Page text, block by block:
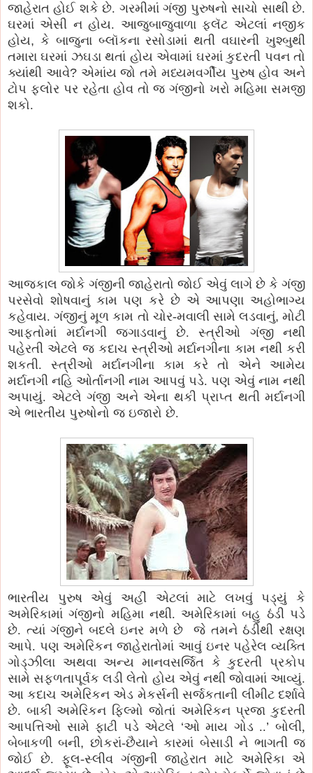
જાહેરાત હોઈ શકે છે. ગરમીમાં ગંજી પુરુષનો સાચો સાથી છે.
ઘરમાં એસી ન હોય. આજુબાજુવાળા ફ્લૅટ એટલાં નજીક
હોય, કે બાજુના બ્લૉકના રસોડામાં થતી વઘારની ખુશ્બુથી
તમારા ઘરમાં ઝઘડા થતાં હોય એવામાં ઘરમાં કુદરતી પવન તો
ક્યાંથી આવે? એમાંય જો તમે મધ્યમવર્ગીય પુરુષ હોવ અને
ટોપ ફ્લોર પર રહેતા હોવ તો જ ગંજીનો ખરો મહિમા સમજી
શકો.
આજકાલ જોકે ગંજીની જાહેરાતો જોઈ એવું લાગે છે કે ગંજી
પરસેવો શોષવાનું કામ પણ કરે છે એ આપણા અહોભાગ્ય
કહેવાય. ગંજીનું મૂળ કામ તો ચોર-મવાલી સામે લડવાનું, મોટી
આફતોમાં મર્દાનગી જગાડવાનું છે. સ્ત્રીઓ ગંજી નથી
પહેરતી એટલે જ કદાચ સ્ત્રીઓ મર્દાનગીના કામ નથી કરી
શકતી. સ્ત્રીઓ મર્દાનગીના કામ કરે તો એને આમેય
મર્દાનગી નહિ ઓર્તાનગી નામ આપવું પડે. પણ એવું નામ નથી
અપાયું. એટલે ગંજી અને એના થકી પ્રાપ્ત થતી મર્દાનગી
એ ભારતીય પુરુષોનો જ ઇજારો છે.
ભારતીય પુરુષ એવું અહીં એટલાં માટે લખવું પડ્યું કે
અમેરિકામાં ગંજીનો મહિમા નથી. અમેરિકામાં બહુ ઠંડી પડે
છે. ત્યાં ગંજીને બદલે ઇનર મળે છે
જે તમને ઠંડીથી રક્ષણ
આપે. પણ અમેરિકન જાહેરાતોમાં આવું ઇનર પહેરેલ વ્યક્તિ
ગોડ્ઝીલા અથવા અન્ય માનવસર્જિત કે કુદરતી પ્રકોપ
સામે સફળતાપૂર્વક લડી લેતો હોય એવું નથી જોવામાં આવ્યું.
આ કદાચ અમેરિકન એડ મેકર્સની સર્જકતાની લીમીટ દર્શાવે
છે. બાકી અમેરિકન ફિલ્મો જોતાં અમેરિકન પ્રજા કુદરતી
આપત્તિઓ સામે ફાટી પડે એટલે ‘ઓ માય ગોડ ..’બોલી,
બેબાકળી બની, છોકરાં-છૈયાને કારમાં બેસાડી ને ભાગતી જ
જોઈ છે. ફૂલ-સ્લીવ ગંજીની જાહેરાત માટે અમેરિકા એ